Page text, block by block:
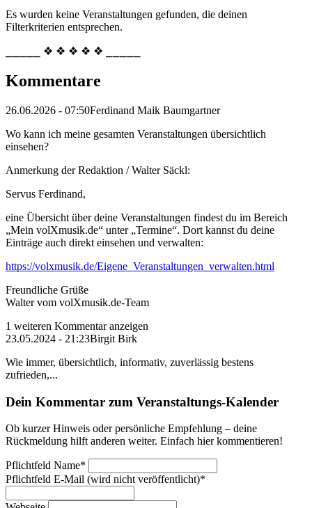
Es wurden keine Veranstaltungen gefunden, die deinen
Filterkriterien entsprechen.
⎯⎯⎯⎯⎯ ❖ ❖ ❖ ❖ ❖ ⎯⎯⎯⎯⎯
Kommentare
26.06.2026 - 07:50Ferdinand Maik Baumgartner
Wo kann ich meine gesamten Veranstaltungen übersichtlich
einsehen?
Anmerkung der Redaktion /Walter Säckl:
Servus Ferdinand,
eine Übersicht über deine Veranstaltungen findest du im Bereich
„Mein volXmusik.de“ unter „Termine“. Dort kannst du deine
Einträge auch direkt einsehen und verwalten:
https://volxmusik.de/Eigene_Veranstaltungen_verwalten.html
Freundliche Grüße
Walter vom volXmusik.de-Team
1 weiteren Kommentar anzeigen
23.05.2024 - 21:23Birgit Birk
Wie immer, übersichtlich, informativ, zuverlässig bestens
zufrieden,...
Dein Kommentar zum Veranstaltungs-Kalender
Ob kurzer Hinweis oder persönliche Empfehlung – deine
Rückmeldung hilft anderen weiter. Einfach hier kommentieren!
Pflichtfeld Name*
Pflichtfeld E-Mail (wird nicht veröffentlicht)*